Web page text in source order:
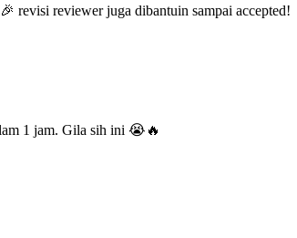
revisi reviewer juga dibantuin sampai accepted!
1 jam. Gila sih ini 😭🔥